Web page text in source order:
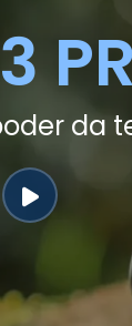
da